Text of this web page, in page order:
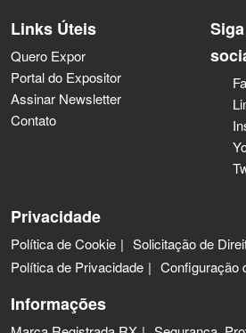
Links Úteis
Quero Expor
Portal do Expositor
Assinar Newsletter
Contato
Privacidade
Política de Cookie
Solicitação de
Política de Privacidade
Configuração
Informações